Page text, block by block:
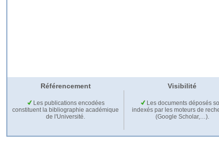
Référencement Visibilité
Les publications encodées
constituent la bibliographie académique
de l'Université.
Les documents déposés
indexés par les moteurs de
(Google Scholar,…).